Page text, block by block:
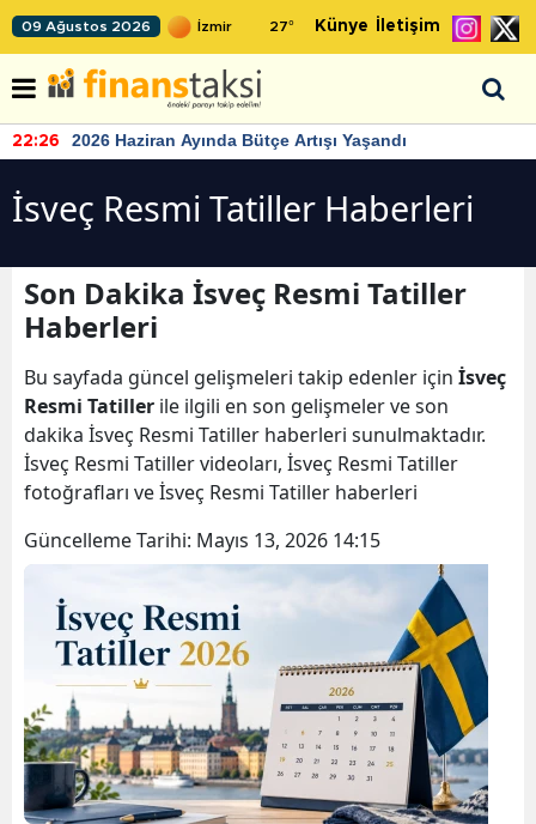
09 Ağustos 2026 27° Künye İletişim
22:26 2026 Haziran Ayında Bütçe Artışı Yaşandı
İsveç Resmi Tatiller Haberleri
Son Dakika İsveç Resmi Tatiller
Haberleri
Bu sayfada güncel gelişmeleri takip edenler için İsveç
Resmi Tatiller ile ilgili en son gelişmeler ve son
dakika İsveç Resmi Tatiller haberleri sunulmaktadır.
İsveç Resmi Tatiller videoları, İsveç Resmi Tatiller
fotoğrafları ve İsveç Resmi Tatiller haberleri
Güncelleme Tarihi: Mayıs 13, 2026 14:15